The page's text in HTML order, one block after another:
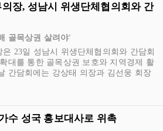
장, 성남시 위생단체협의회와 간
골목상권 살려야'
23일 성남시 위생단체협의회와 간담회
대를 통한 골목상권 보호와 지역경제 활
간담회에는 강상태 의장과 김선웅 회장
수 성국 홍보대사로 위촉